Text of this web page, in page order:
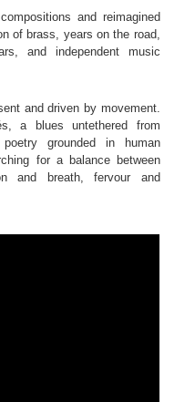
and reimagined
of brass, years on the road,
and independent music
and driven by movement.
a blues untethered from
grounded in human
for a balance between
and breath, fervour and